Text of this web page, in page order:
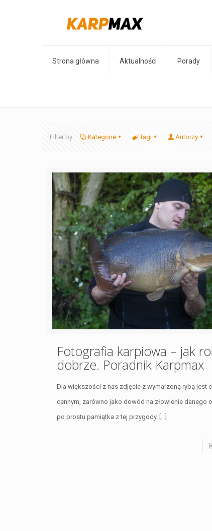
Strona główna Aktualności Porady
Filter by Kategorie Tagi Autorzy
Fotografia karpiowa – jak
dobrze. Poradnik Karpmax
Dla większości z nas zdjęcie z wymarzoną rybą jest
cennym, zarówno jako dowód na złowienie danego
po prostu pamiątka z tej przygody.